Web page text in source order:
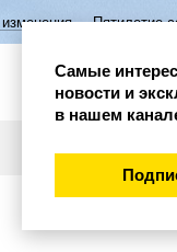
семьи в
Самые
новости и
в нашем